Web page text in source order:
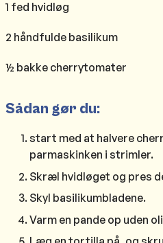
1 fed hvidløg
2 håndfulde basilikum
½ bakke cherrytomater
Sådan gør du:
start med at halvere
parmaskinken i strimler.
Skræl hvidløget og pres
Skyl basilikumbladene.
Varm en pande op uden